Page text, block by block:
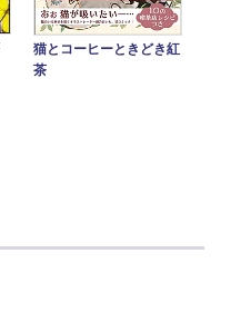
猫とコーヒーときどき紅
茶